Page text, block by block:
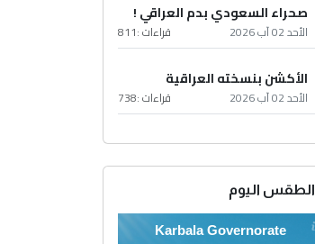
صحراء السعودي بدم العراقي !
الأحد 02 آب 2026 قراءات :811
الأكشن بنسخته العراقية
الأحد 02 آب 2026 قراءات :738
الطقس اليوم
Karbala Governorate